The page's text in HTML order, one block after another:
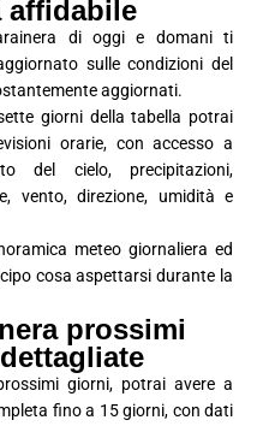
affidabile
di oggi e domani ti
sulle condizioni del
aggiornati.
giorni della tabella potrai
orarie, con accesso a
del cielo, precipitazioni,
vento, direzione, umidità e
meteo giornaliera ed
cosa aspettarsi durante la
prossimi
giorni, potrai avere a
fino a 15 giorni, con dati